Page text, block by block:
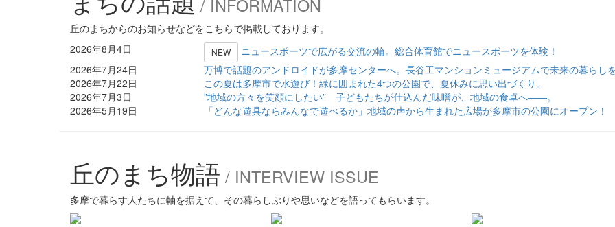
/ INFORMATION
丘のまちからのお知らせなどをこちらで掲載しております。
2026年8月4日
NEW
ニュースポーツで広がる交流の輪。総合体育館でニュースポーツを体験！
2026年7月24日
万博で話題のアンドロイドが多摩センターへ。長谷工マンションミュージアムで未来の暮らし
2026年7月22日
この夏は多摩市で水遊び！緑に囲まれた4つの公園で、夏休みに思い出づくり。
2026年7月3日
”地域の方々を笑顔にしたい” 子どもたちが仕込んだ味噌が、地域の食卓へ――。
2026年5月19日
「どんな遊具ならみんなで遊べるか」地域の声から生まれた広場が多摩市の公園にオープン！
丘のまち物語 / INTERVIEW ISSUE
多摩で暮らす人たちに軸を据えて、その暮らしぶりや思いなどを語ってもらいます。